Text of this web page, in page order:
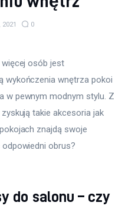
2021 0
osób jest
wykończenia wnętrza pokoi
w pewnym modnym stylu. Z
takie akcesoria jak
znajdą swoje
obrus?
do salonu – czy